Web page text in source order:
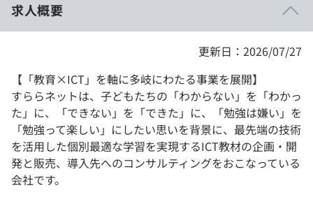
契約内容・クーポン
求人概要
更新日：2026/07/27
【「教育×ICT」を軸に多岐にわたる事業を展開】
すららネットは、子どもたちの「わからない」を「わかっ
た」に、「できない」を「できた」に、「勉強は嫌い」を
「勉強って楽しい」にしたい思いを背景に、最先端の技術
を活用した個別最適な学習を実現するICT教材の企画・開
発と販売、導入先へのコンサルティングをおこなっている
会社です。